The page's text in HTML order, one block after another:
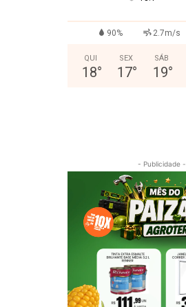
90% 2.7m/s
QUI
18°
SEX
17°
SÁB
19°
- Publicidade -